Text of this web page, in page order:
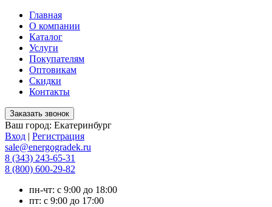
Главная
О компании
Каталог
Услуги
Покупателям
Оптовикам
Скидки
Контакты
Ваш город: Екатеринбург
Вход | Регистрация
sale@energogradek.ru
8 (343) 243-65-31
8 (800) 600-29-82
пн-чт: с 9:00 до 18:00
пт: с 9:00 до 17:00